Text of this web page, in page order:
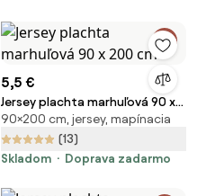
5,5 €
Jersey plachta marhuľová 90 x
200 cm
90×200 cm, jersey, mapínacia
(13)
Skladom
Doprava zadarmo